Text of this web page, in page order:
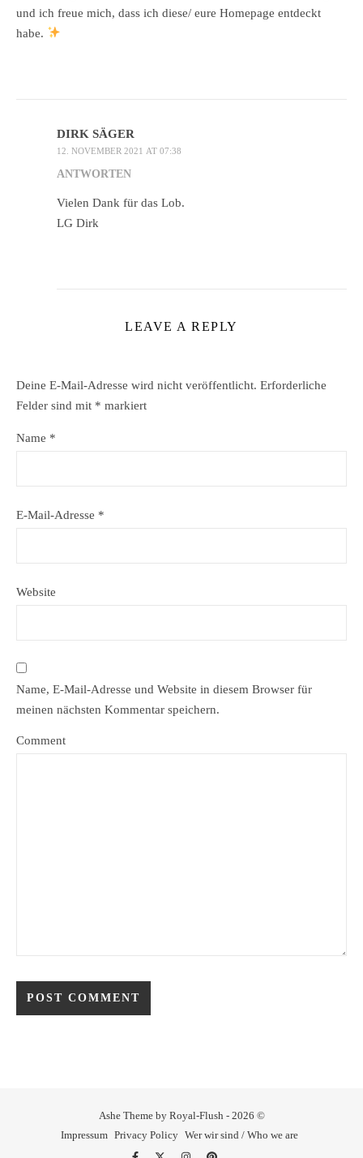
und ich freue mich, dass ich diese/ eure Homepage entdeckt
habe.
DIRK SÄGER
12. NOVEMBER 2021 AT 07:38
ANTWORTEN
Vielen Dank für das Lob.
LG Dirk
LEAVE A REPLY
Deine E-Mail-Adresse wird nicht veröffentlicht. Erforderliche
Felder sind mit * markiert
Name *
E-Mail-Adresse *
Website
Name, E-Mail-Adresse und Website in diesem Browser für
meinen nächsten Kommentar speichern.
Comment
Ashe Theme by Royal-Flush - 2026 ©
Impressum Privacy Policy Wer wir sind / Who we are